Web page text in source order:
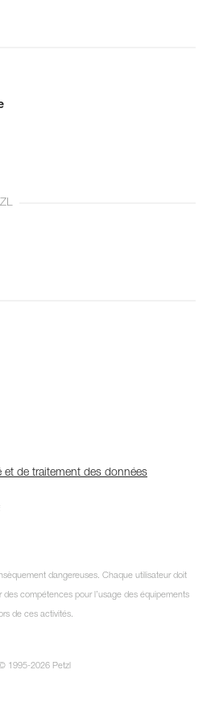
et de traitement des données
dangereuses. Chaque utilisateur doit
des compétences pour l’usage des équipements
de ces activités.
1995-2026 Petzl